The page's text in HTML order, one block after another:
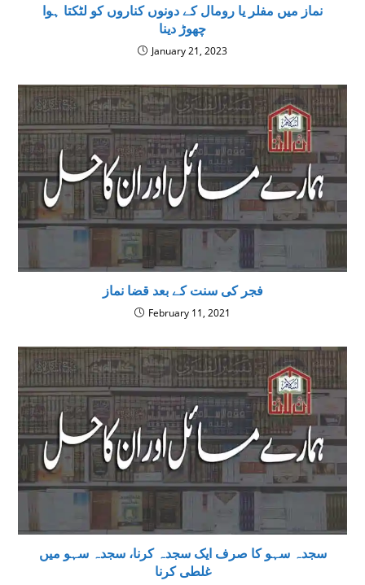
نماز ميں مفلر یا رومال کے دونوں کناروں کو لٹکتا ہوا
چھوڑ دینا
January 21, 2023
فجر کی سنت کے بعد قضا نماز
February 11, 2021
سجدہ سہو کا صرف ایک سجدہ کرنا، سجدہ سہو ميں
غلطى كرنا